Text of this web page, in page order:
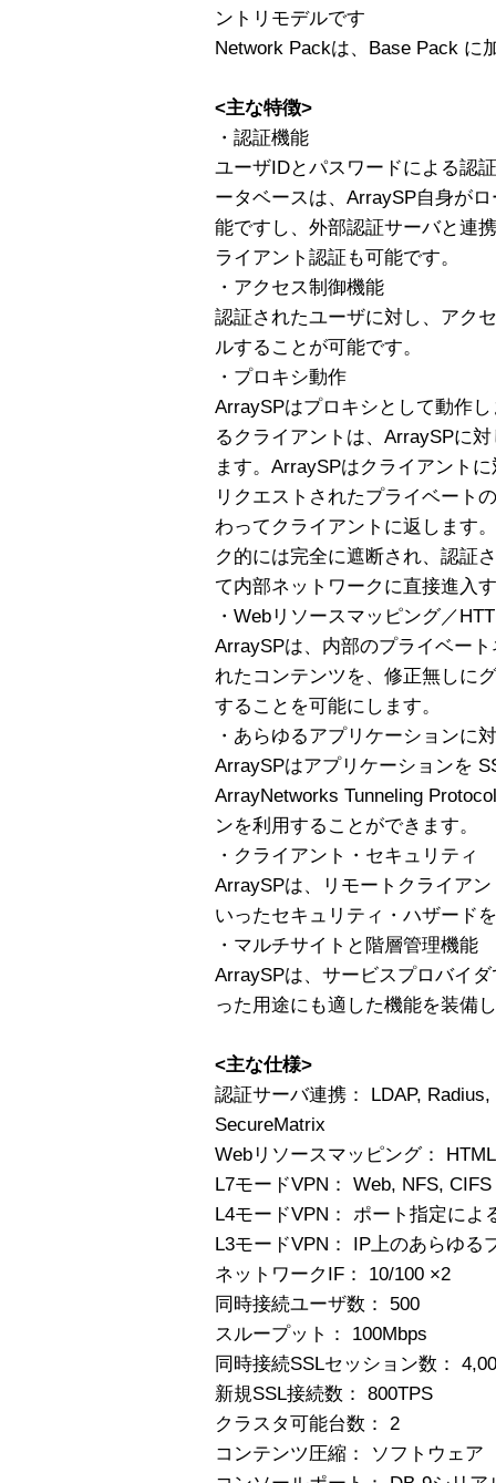
ントリモデルです
Network Packは、Base Pack に
<主な特徴>
・認証機能
ユーザIDとパスワードによる認
ータベースは、ArraySP自身が
能ですし、外部認証サーバと連
ライアント認証も可能です。
・アクセス制御機能
認証されたユーザに対し、アク
ルすることが可能です。
・プロキシ動作
ArraySPはプロキシとして動作
るクライアントは、ArraySPに
ます。ArraySPはクライアント
リクエストされたプライベート
わってクライアントに返します
ク的には完全に遮断され、認証
て内部ネットワークに直接進入
・Webリソースマッピング／
ArraySPは、内部のプライベー
れたコンテンツを、修正無しに
することを可能にします。
・あらゆるアプリケーションに
ArraySPはアプリケーションを
ArrayNetworks Tunneling
ンを利用することができます。
・クライアント・セキュリティ
ArraySPは、リモートクライア
いったセキュリティ・ハザード
・マルチサイトと階層管理機能
ArraySPは、サービスプロバイ
った用途にも適した機能を装備
<主な仕様>
認証サーバ連携： LDAP,
SecureMatrix
Webリソースマッピング：
L7モードVPN： Web, NFS, CIFS
L4モードVPN： ポート指定によ
L3モードVPN： IP上のあらゆる
ネットワークIF： 10/100 ×2
同時接続ユーザ数： 500
スループット： 100Mbps
同時接続SSLセッション数：
新規SSL接続数： 800TPS
クラスタ可能台数： 2
コンテンツ圧縮： ソフトウェア